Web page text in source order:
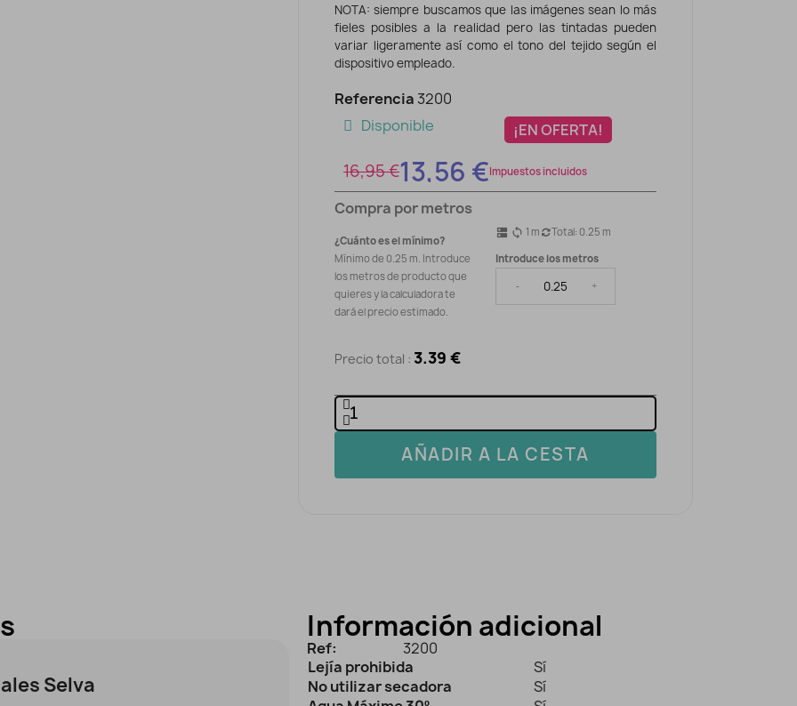
NOTA: siempre buscamos que las imágenes sean lo más
fieles posibles a la realidad pero las tintadas pueden
variar ligeramente así como el tono del tejido según el
dispositivo empleado.
Referencia 3200
Disponible
¡EN OFERTA!
16,95 €13,56 €Impuestos incluidos
Compra por metros
¿Cuánto es el mínimo?
Mínimo de 0.25 m. Introduce
los metros de producto que
quieres y la calculadora te
dará el precio estimado.
dns sync 1 m Total: 0.25 m
Introduce los metros
- +
Precio total : 3.39 €
AÑADIR A LA CESTA
Selva
Información adicional
Ref:
3200
Lejía prohibida
Sí
No utilizar secadora
Sí